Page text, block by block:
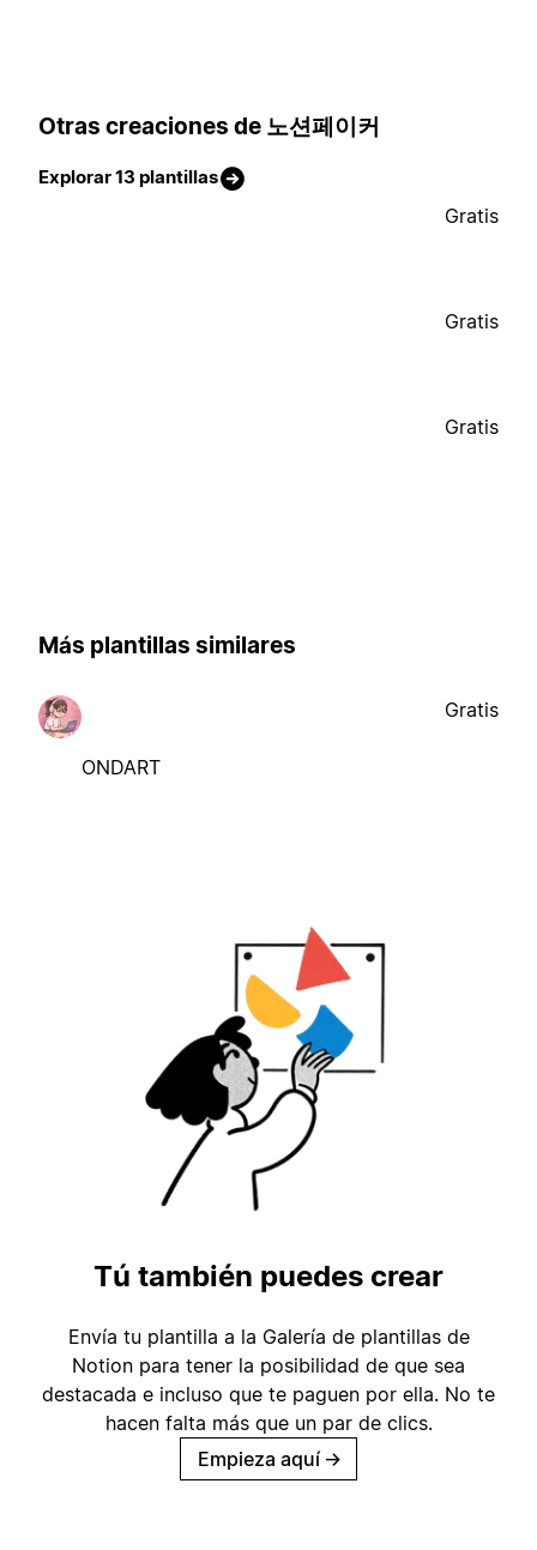
Otras creaciones de 노션페이커
Explorar 13 plantillas
Gratis
Gratis
Gratis
Más plantillas similares
ONDART
Gratis
Tú también puedes crear
Envía tu plantilla a la Galería de plantillas de
Notion para tener la posibilidad de que sea
destacada e incluso que te paguen por ella. No te
hacen falta más que un par de clics.
Empieza aquí →